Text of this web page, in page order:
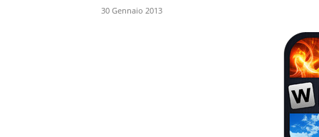
30 Gennaio 2013